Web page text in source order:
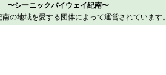
〜シーニックバイウェイ紀南〜
の地域を愛する団体によって運営されています。